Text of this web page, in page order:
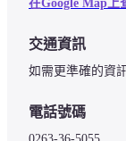
在Google Map上
交通資訊
如需更準確的資
電話號碼